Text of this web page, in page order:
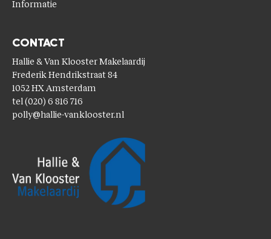
Informatie
CONTACT
Hallie & Van Klooster Makelaardij
Frederik Hendrikstraat 84
1052 HX Amsterdam
tel (020) 6 816 716
polly@hallie-vanklooster.nl